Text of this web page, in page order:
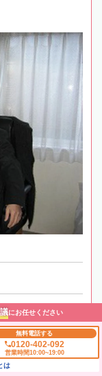
区西町5-6-17-3
地図
にお任せください
無料電話する
0120-402-092
営業時間10:00~19:00
は